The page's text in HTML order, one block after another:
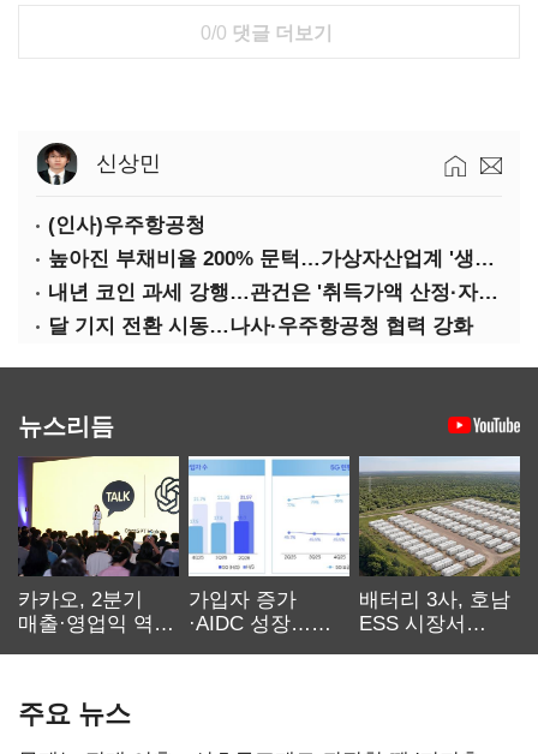
0/0 댓글 더보기
신상민
(인사)우주항공청
높아진 부채비율 200% 문턱…가상자산업계 '생존 시험대'
내년 코인 과세 강행…관건은 '취득가액 산정·자산 이동'
달 기지 전환 시동…나사·우주항공청 협력 강화
뉴스리듬
카카오, 2분기
매출·영업익 역대
가입자 증가
·AIDC 성장…
배터리 3사, 호남
ESS 시장서
주요 뉴스